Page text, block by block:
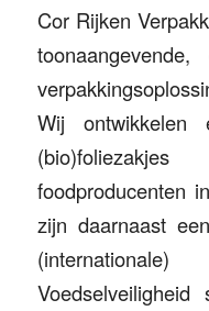
Cor Rijken
Wij ontwikkelen
foodproducenten
zijn daarnaast
(internationale)